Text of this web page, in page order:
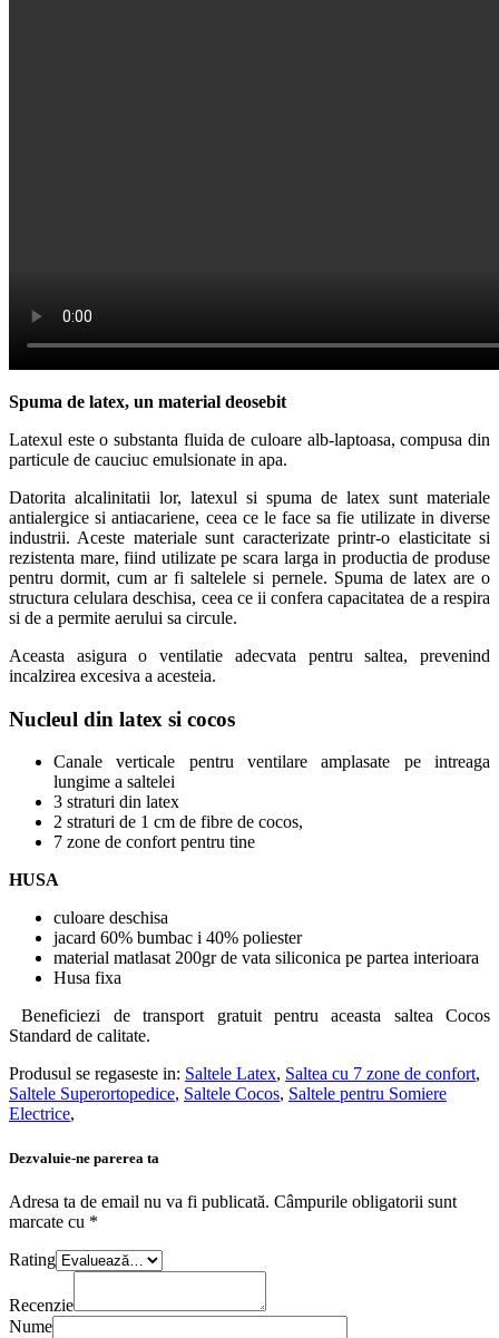
Spuma de latex, un material deosebit
Latexul este o substanta fluida de culoare alb-laptoasa, compusa din
particule de cauciuc emulsionate in apa.
Datorita alcalinitatii lor, latexul si spuma de latex sunt materiale
antialergice si antiacariene, ceea ce le face sa fie utilizate in diverse
industrii. Aceste materiale sunt caracterizate printr-o elasticitate si
rezistenta mare, fiind utilizate pe scara larga in productia de produse
pentru dormit, cum ar fi saltelele si pernele. Spuma de latex are o
structura celulara deschisa, ceea ce ii confera capacitatea de a respira
si de a permite aerului sa circule.
Aceasta asigura o ventilatie adecvata pentru saltea, prevenind
incalzirea excesiva a acesteia.
Nucleul din latex si cocos
Canale verticale pentru ventilare amplasate pe intreaga
lungime a saltelei
3 straturi din latex
2 straturi de 1 cm de fibre de cocos,
7 zone de confort pentru tine
HUSA
culoare deschisa
jacard 60% bumbac i 40% poliester
material matlasat 200gr de vata siliconica pe partea interioara
Husa fixa
Beneficiezi de transport gratuit pentru aceasta saltea Cocos
Standard de calitate.
Produsul se regaseste in: Saltele Latex, Saltea cu 7 zone de confort,
Saltele Superortopedice, Saltele Cocos, Saltele pentru Somiere
Electrice,
Dezvaluie-ne parerea ta
Adresa ta de email nu va fi publicată. Câmpurile obligatorii sunt
marcate cu *
Rating
Recenzie
Nume